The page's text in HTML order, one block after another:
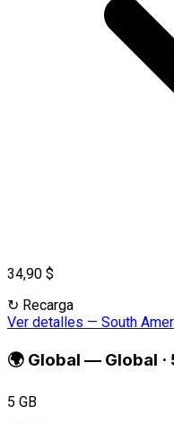
34,90 $
↻ Recarga
Ver detalles — South
🌍 Global — Global ·
5 GB